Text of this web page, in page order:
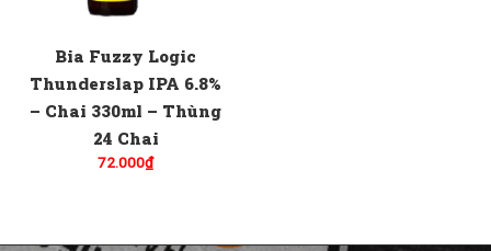
Bia Fuzzy Logic
Thunderslap IPA 6.8%
– Chai 330ml – Thùng
24 Chai
72.000₫